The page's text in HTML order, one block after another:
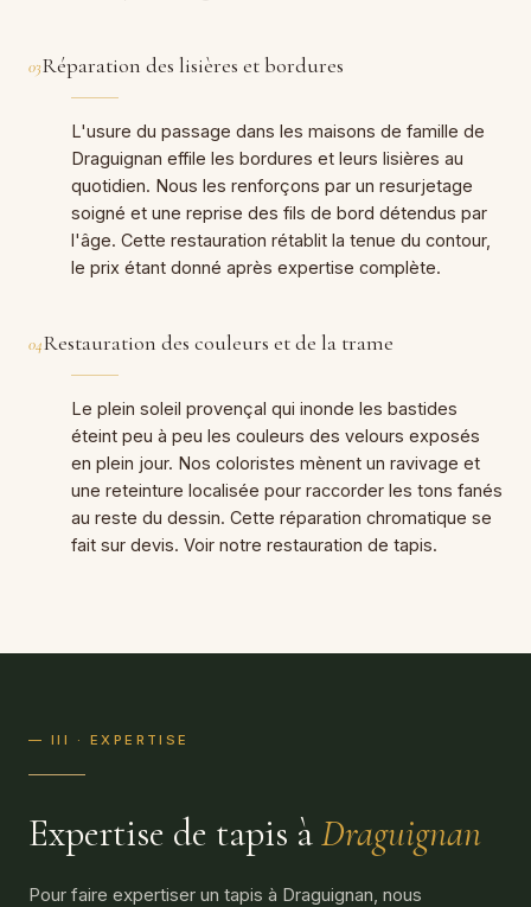
03Réparation des lisières et bordures
L'usure du passage dans les maisons de famille de
Draguignan effile les bordures et leurs lisières au
quotidien. Nous les renforçons par un resurjetage
soigné et une reprise des fils de bord détendus par
l'âge. Cette restauration rétablit la tenue du contour,
le prix étant donné après expertise complète.
04Restauration des couleurs et de la trame
Le plein soleil provençal qui inonde les bastides
éteint peu à peu les couleurs des velours exposés
en plein jour. Nos coloristes mènent un ravivage et
une reteinture localisée pour raccorder les tons fanés
au reste du dessin. Cette réparation chromatique se
fait sur devis. Voir notre restauration de tapis.
— III · EXPERTISE
Expertise de tapis àDraguignan
Pour faire expertiser un tapis à Draguignan, nous